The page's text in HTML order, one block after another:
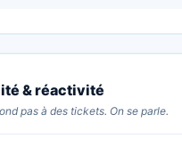
& réactivité
pas à des tickets. On se parle.